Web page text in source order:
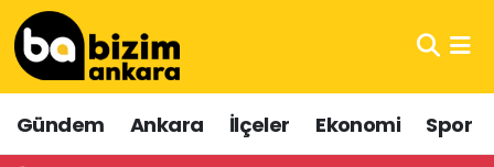
Gündem Ankara İlçeler Ekonomi Spor
Hava Durumu
Trafik Durumu